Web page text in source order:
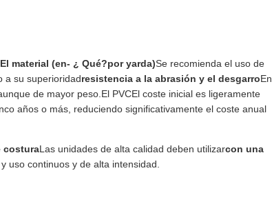
El material (en- ¿ Qué?por yarda)Se recomienda el uso de
a su superioridadresistencia a la abrasión y el desgarroEn
de mayor peso. El PVCEl coste inicial es ligeramente
años o más, reduciendo significativamente el coste anual
costuraLas unidades de alta calidad deben utilizarcon una
uso continuos y de alta intensidad.